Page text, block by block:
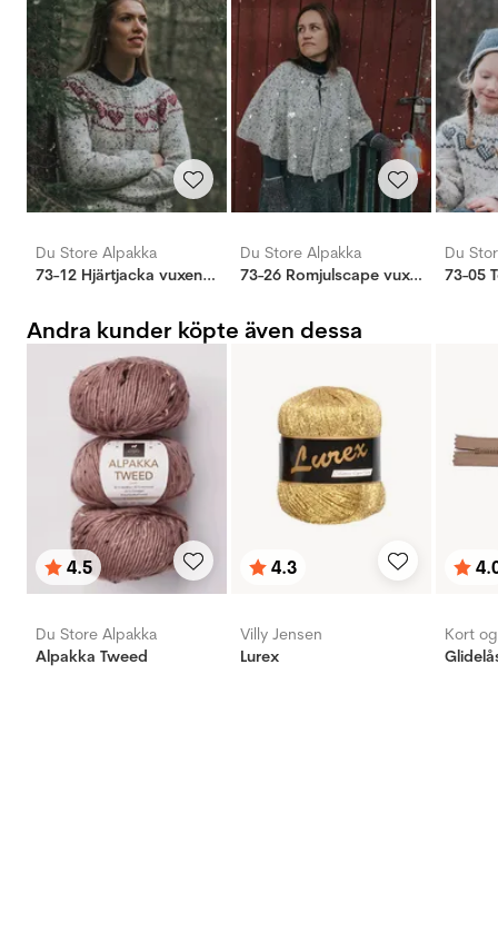
Du Store Alpakka
73-12 Hjärtjacka vuxen natur
Du Store Alpakka
73-26 Romjulscape vuxen natur
Du
Andra kunder köpte även dessa
Betyg:
4.5
utav 5 stjärnor
Du Store Alpakka
Alpakka Tweed
Betyg:
4.3
utav 5 stjärnor
Villy Jensen
Lurex
utav
Kort